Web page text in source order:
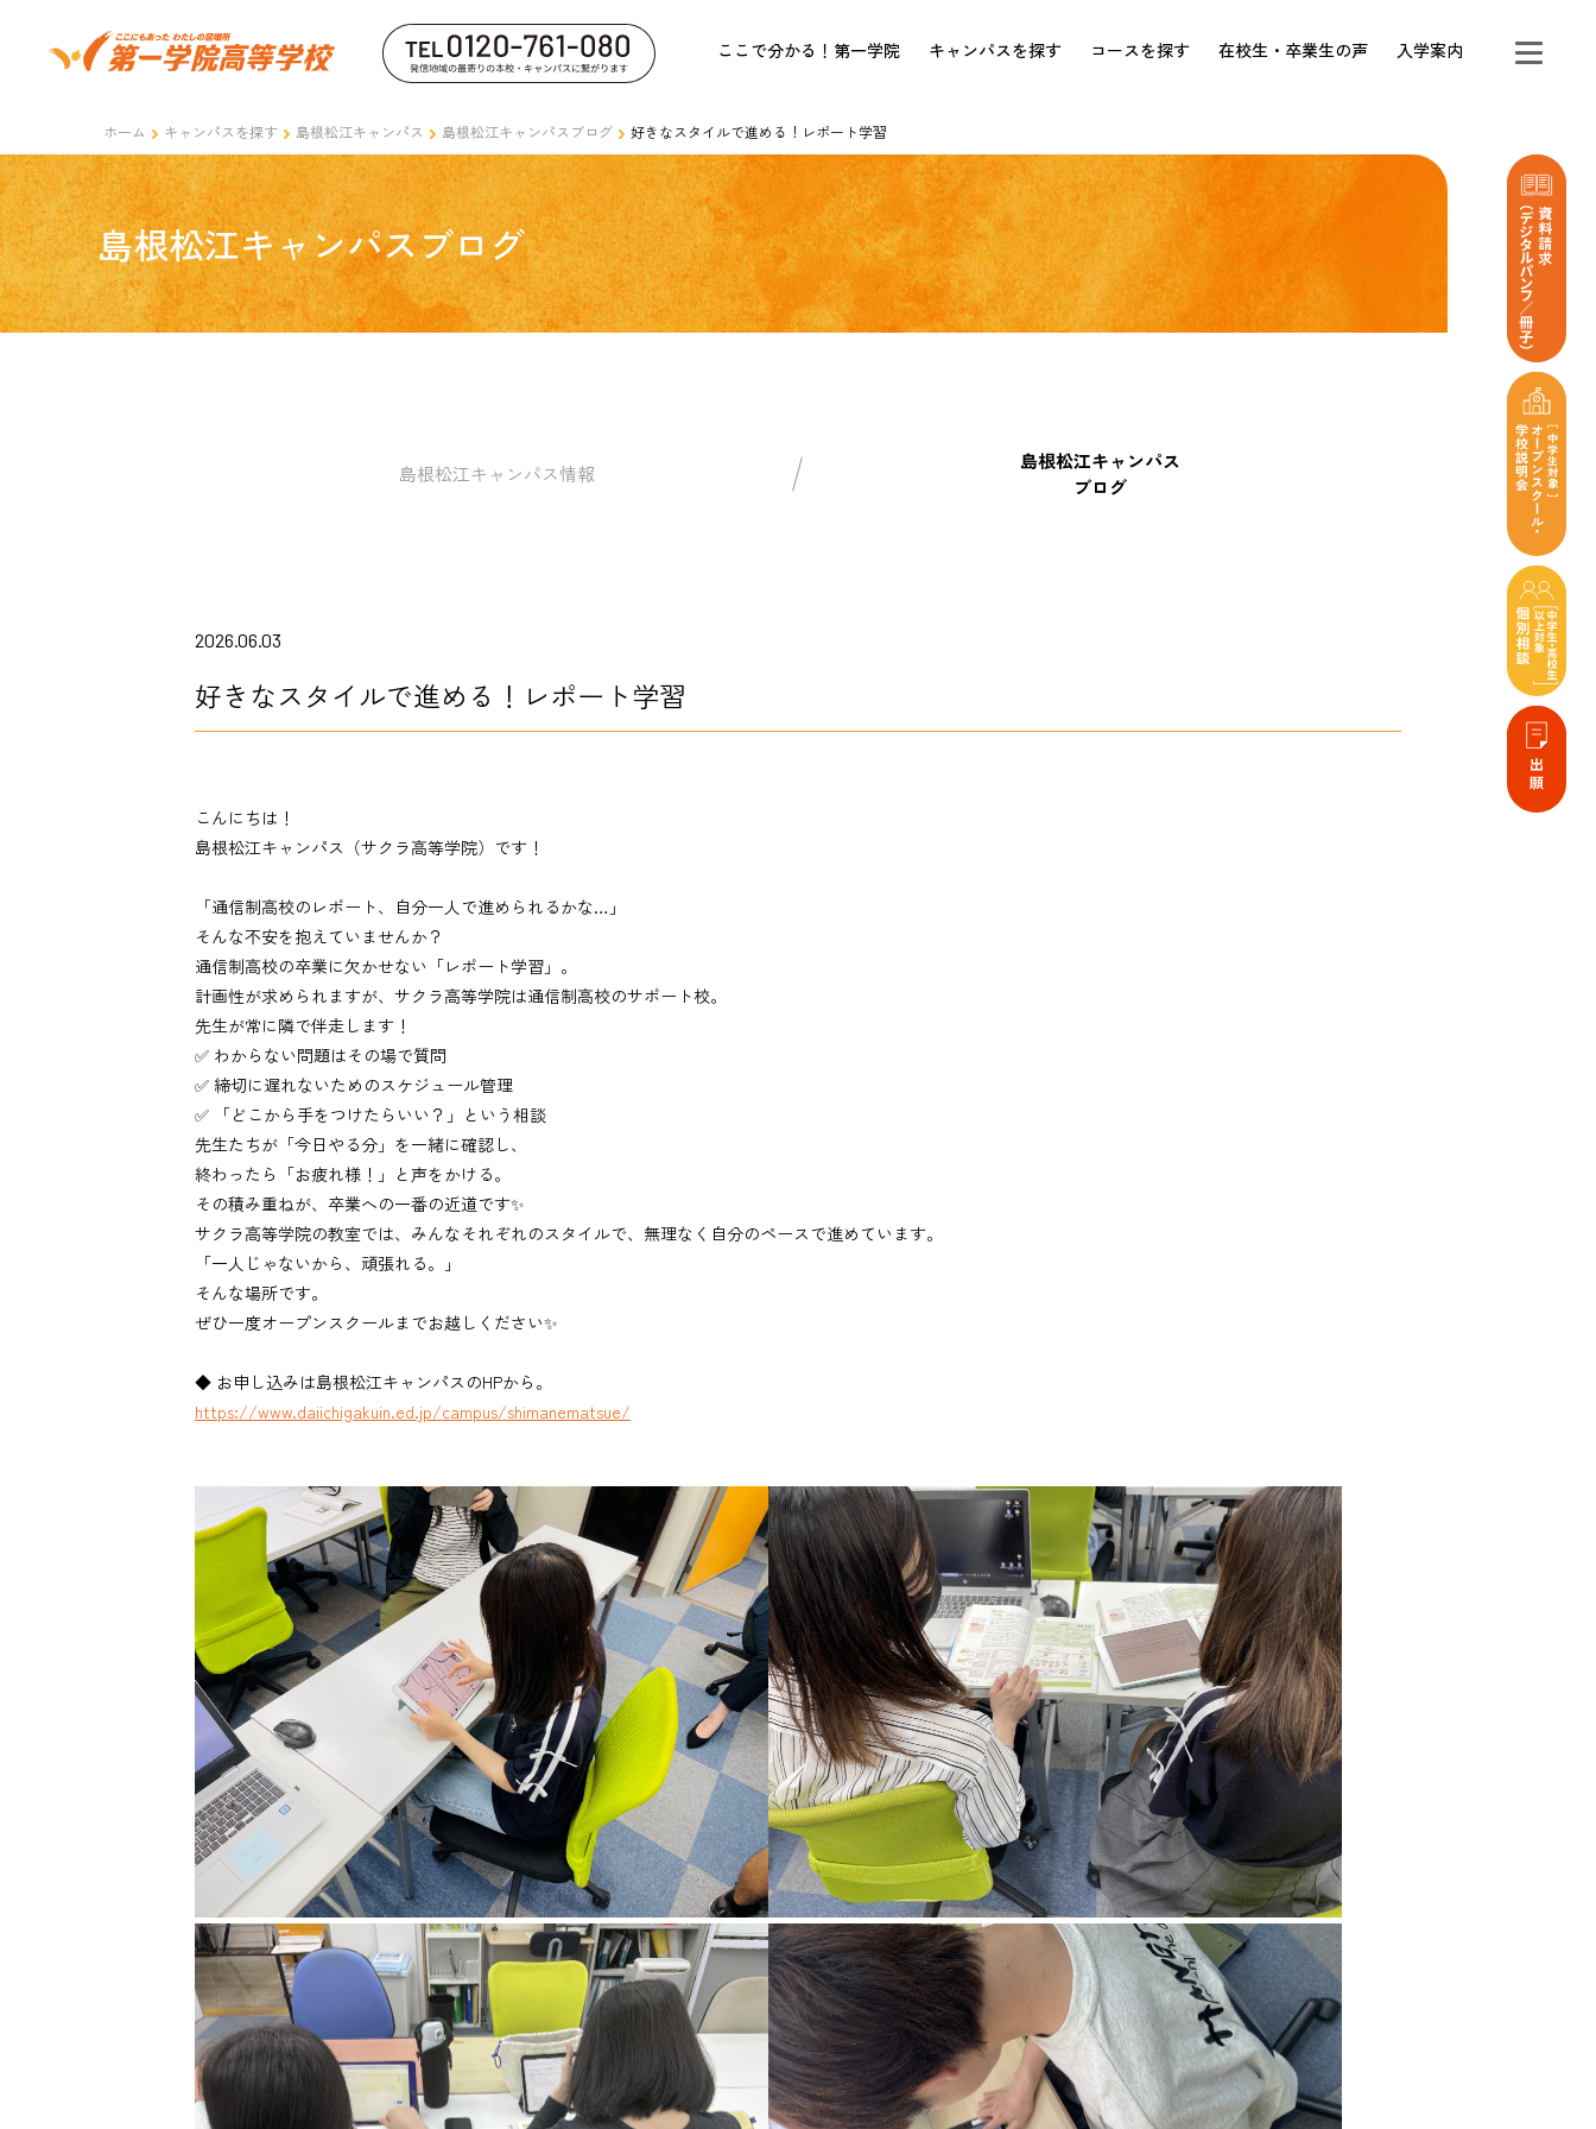
ここで分かる！第一学院 キャンパスを探す コースを探す 在校生・卒業生の声 入学案内
ホーム キャンパスを探す 島根松江キャンパス 島根松江キャンパスブログ 好きなスタイルで進める！レポート学習
島根松江キャンパスブログ
島根松江キャンパス情報
島根松江キャンパス
ブログ
2026.06.03
好きなスタイルで進める！レポート学習
こんにちは！
島根松江キャンパス（サクラ高等学院）です！
「通信制高校のレポート、自分一人で進められるかな…」
そんな不安を抱えていませんか？
通信制高校の卒業に欠かせない「レポート学習」。
計画性が求められますが、サクラ高等学院は通信制高校のサポート校。
先生が常に隣で伴走します！
✅ わからない問題はその場で質問
✅ 締切に遅れないためのスケジュール管理
✅ 「どこから手をつけたらいい？」という相談
先生たちが「今日やる分」を一緒に確認し、
終わったら「お疲れ様！」と声をかける。
その積み重ねが、卒業への一番の近道です✨
サクラ高等学院の教室では、みんなそれぞれのスタイルで、無理なく自分のペースで進めています。
「一人じゃないから、頑張れる。」
そんな場所です。
ぜひ一度オープンスクールまでお越しください✨
◆ お申し込みは島根松江キャンパスのHPから。
https://www.daiichigakuin.ed.jp/campus/shimanematsue/